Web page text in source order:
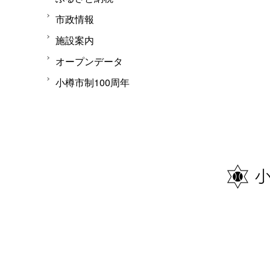
市政情報
施設案内
オープンデータ
小樽市制100周年